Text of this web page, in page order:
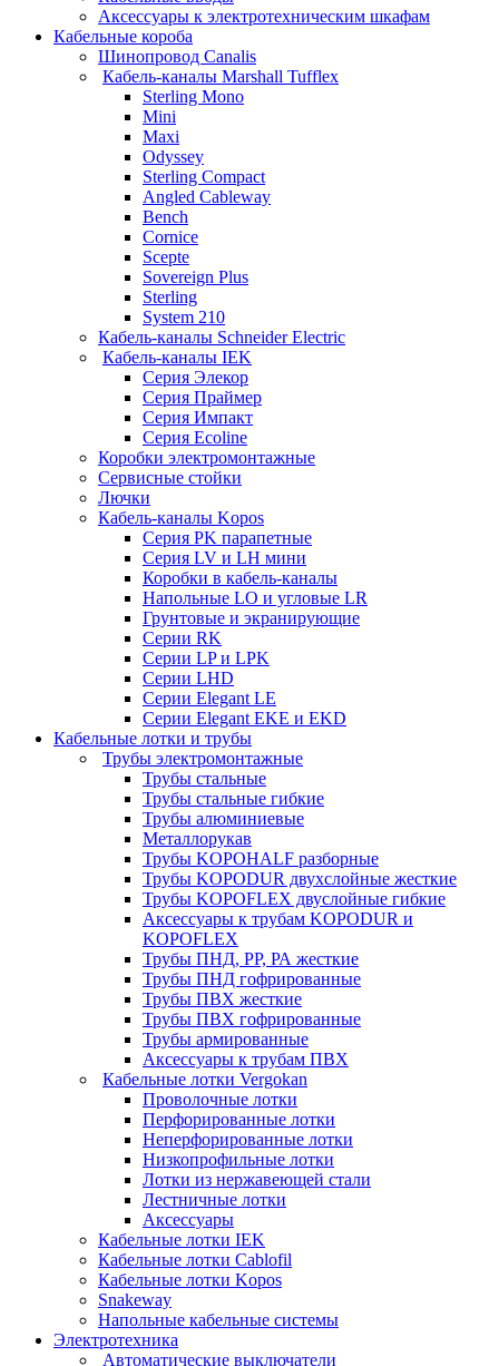
Аксессуары к электротехническим шкафам
Кабельные короба
Шинопровод Canalis
Кабель-каналы Marshall Tufflex
Sterling Mono
Mini
Maxi
Odyssey
Sterling Compact
Angled Cableway
Bench
Cornice
Scepte
Sovereign Plus
Sterling
System 210
Кабель-каналы Schneider Electric
Кабель-каналы IEK
Серия Элекор
Серия Праймер
Серия Импакт
Серия Ecoline
Коробки электромонтажные
Сервисные стойки
Лючки
Кабель-каналы Kopos
Серия PK парапетные
Серия LV и LH мини
Коробки в кабель-каналы
Напольные LO и угловые LR
Грунтовые и экранирующие
Серии RK
Серии LP и LPK
Серии LHD
Серии Elegant LE
Серии Elegant EKE и EKD
Кабельные лотки и трубы
Трубы электромонтажные
Трубы стальные
Трубы стальные гибкие
Трубы алюминиевые
Металлорукав
Трубы KOPOHALF разборные
Трубы KOPODUR двухслойные жесткие
Трубы KOPOFLEX двуслойные гибкие
Аксессуары к трубам KOPODUR и
KOPOFLEX
Трубы ПНД, РР, РА жесткие
Трубы ПНД гофрированные
Трубы ПВХ жесткие
Трубы ПВХ гофрированные
Трубы армированные
Аксессуары к трубам ПВХ
Кабельные лотки Vergokan
Проволочные лотки
Перфорированные лотки
Неперфорированные лотки
Низкопрофильные лотки
Лотки из нержавеющей стали
Лестничные лотки
Аксессуары
Кабельные лотки IEK
Кабельные лотки Cablofil
Кабельные лотки Kopos
Snakeway
Напольные кабельные системы
Электротехника
Автоматические выключатели